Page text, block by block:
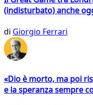
(indisturbato) anche
di Giorgio Ferrari
«Dio è morto, ma poi
e la speranza sempre